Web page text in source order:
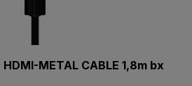
HDMI-METAL CABLE 1,8m bx